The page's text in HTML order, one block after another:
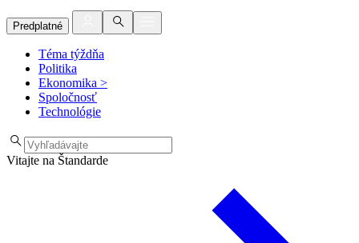
Predplatné
Téma týždňa
Politika
Ekonomika >
Spoločnosť
Technológie
Vitajte na Štandarde